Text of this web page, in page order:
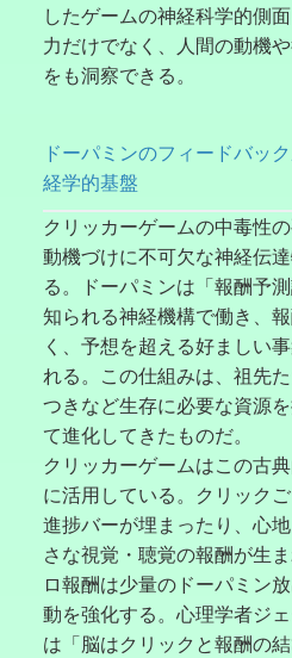
したゲームの神経科学的側
力だけでなく、人間の動機
をも洞察できる。
ドーパミンのフィードバッ
経学的基盤
クリッカーゲームの中毒性
動機づけに不可欠な神経伝
る。ドーパミンは「報酬予
知られる神経機構で働き、
く、予想を超える好ましい
れる。この仕組みは、祖先
つきなど生存に必要な資源
て進化してきたものだ。
クリッカーゲームはこの古
に活用している。クリック
進捗バーが埋まったり、心
さな視覚・聴覚の報酬が生
ロ報酬は少量のドーパミン
動を強化する。心理学者ジ
は「脳はクリックと報酬の